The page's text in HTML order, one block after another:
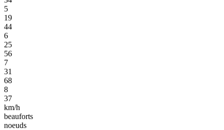
5
19
44
6
25
56
7
31
68
8
37
km/h
beauforts
noeuds